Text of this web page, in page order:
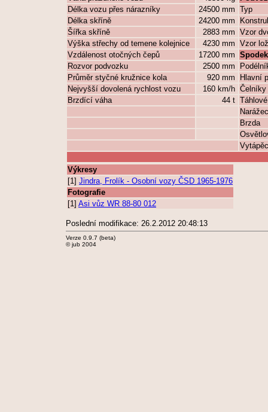
Délka vozu přes nárazníky
24500 mm Typ
Délka skříně
24200 mm
Šířka skříně
2883 mm Vzor
Výška střechy od temene kolejnice
4230 mm Vzor
Vzdálenost otočných čepů
17200 mm
Rozvor podvozku
2500 mm
Průměr styčné kružnice kola
920 mm
Hlavní
Nejvyšší dovolená rychlost vozu
160 km/h Čelníky
Brzdící váha
44 t
Brzda
Výkresy
[1] Jindra, Frolík - Osobní vozy ČSD 1965-1976
Fotografie
[1] Asi vůz WR 88-80 012
Poslední modifikace: 26.2.2012 20:48:13
Verze 0.9.7 (beta)
© jub 2004